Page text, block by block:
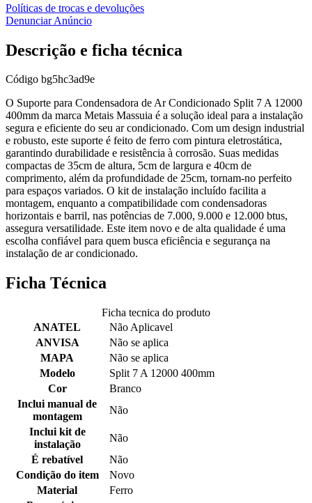
Políticas de trocas e devoluções
Denunciar Anúncio
Descrição e ficha técnica
Código bg5hc3ad9e
O Suporte para Condensadora de Ar Condicionado Split 7 A 12000
400mm da marca Metais Massuia é a solução ideal para a instalação
segura e eficiente do seu ar condicionado. Com um design industrial
e robusto, este suporte é feito de ferro com pintura eletrostática,
garantindo durabilidade e resistência à corrosão. Suas medidas
compactas de 35cm de altura, 5cm de largura e 40cm de
comprimento, além da profundidade de 25cm, tornam-no perfeito
para espaços variados. O kit de instalação incluído facilita a
montagem, enquanto a compatibilidade com condensadoras
horizontais e barril, nas potências de 7.000, 9.000 e 12.000 btus,
assegura versatilidade. Este item novo e de alta qualidade é uma
escolha confiável para quem busca eficiência e segurança na
instalação de ar condicionado.
Ficha Técnica
Ficha tecnica do produto
ANATEL
Não Aplicavel
ANVISA
Não se aplica
MAPA
Não se aplica
Modelo
Split 7 A 12000 400mm
Cor
Branco
Inclui manual de
montagem
Não
Inclui kit de
instalação
Não
É rebatível
Não
Condição do item
Novo
Material
Ferro